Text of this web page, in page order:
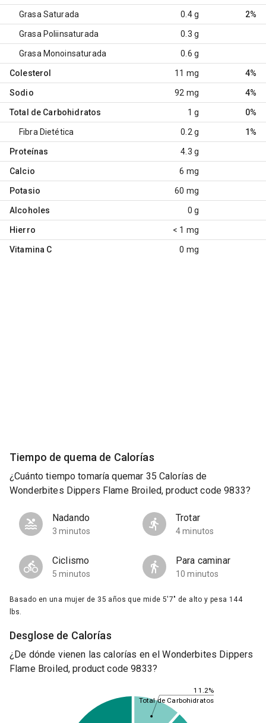
Grasa Saturada 0.4 g 2%
Grasa Poliinsaturada 0.3 g
Grasa Monoinsaturada 0.6 g
Colesterol 11 mg 4%
Sodio 92 mg 4%
Total de Carbohidratos 1 g 0%
Fibra Dietética 0.2 g 1%
Proteínas 4.3 g
Calcio 6 mg
Potasio 60 mg
Alcoholes 0 g
Hierro < 1 mg
Vitamina C 0 mg
Tiempo de quema de Calorías
¿Cuánto tiempo tomaría quemar 35 Calorías de
Wonderbites Dippers Flame Broiled, product code 9833?
Nadando
3 minutos
Trotar
4 minutos
Ciclismo
5 minutos
Para caminar
10 minutos
Basado en una mujer de 35 años que mide 5'7" de alto y pesa 144
lbs.
Desglose de Calorías
¿De dónde vienen las calorías en el Wonderbites Dippers
Flame Broiled, product code 9833?
11.2%
Total de Carbohidratos